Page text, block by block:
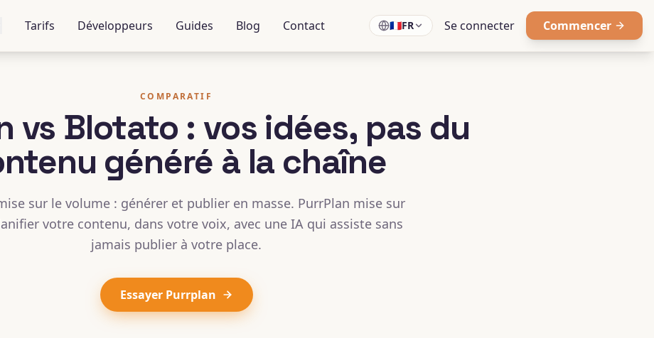
Tarifs Développeurs Guides Blog Contact 🇫🇷FR Se connecter Commencer
COMPARATIF
vs Blotato : vos idées, pas du
généré à la chaîne
sur le volume : générer et publier en masse. PurrPlan mise sur
votre contenu, dans votre voix, avec une IA qui assiste sans
jamais publier à votre place.
Essayer Purrplan